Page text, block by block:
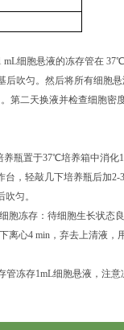
细胞悬液的冻存管在
后吹匀。然后将所有细胞
第二天换液并检查细胞密度
瓶置于37℃培养箱中消化
，轻敲几下培养瓶后加2-
后吹匀。
胞冻存：待细胞生长状态
离心4 min，弃去上清液，
冻存1mL细胞悬液，注意